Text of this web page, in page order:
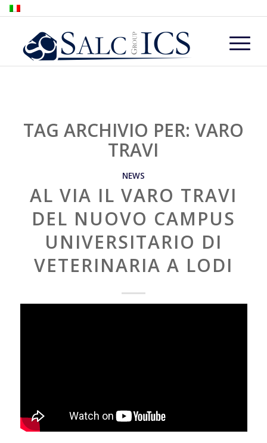
TAG ARCHIVIO PER: VARO
TRAVI
NEWS
AL VIA IL VARO TRAVI
DEL NUOVO CAMPUS
UNIVERSITARIO DI
VETERINARIA A LODI